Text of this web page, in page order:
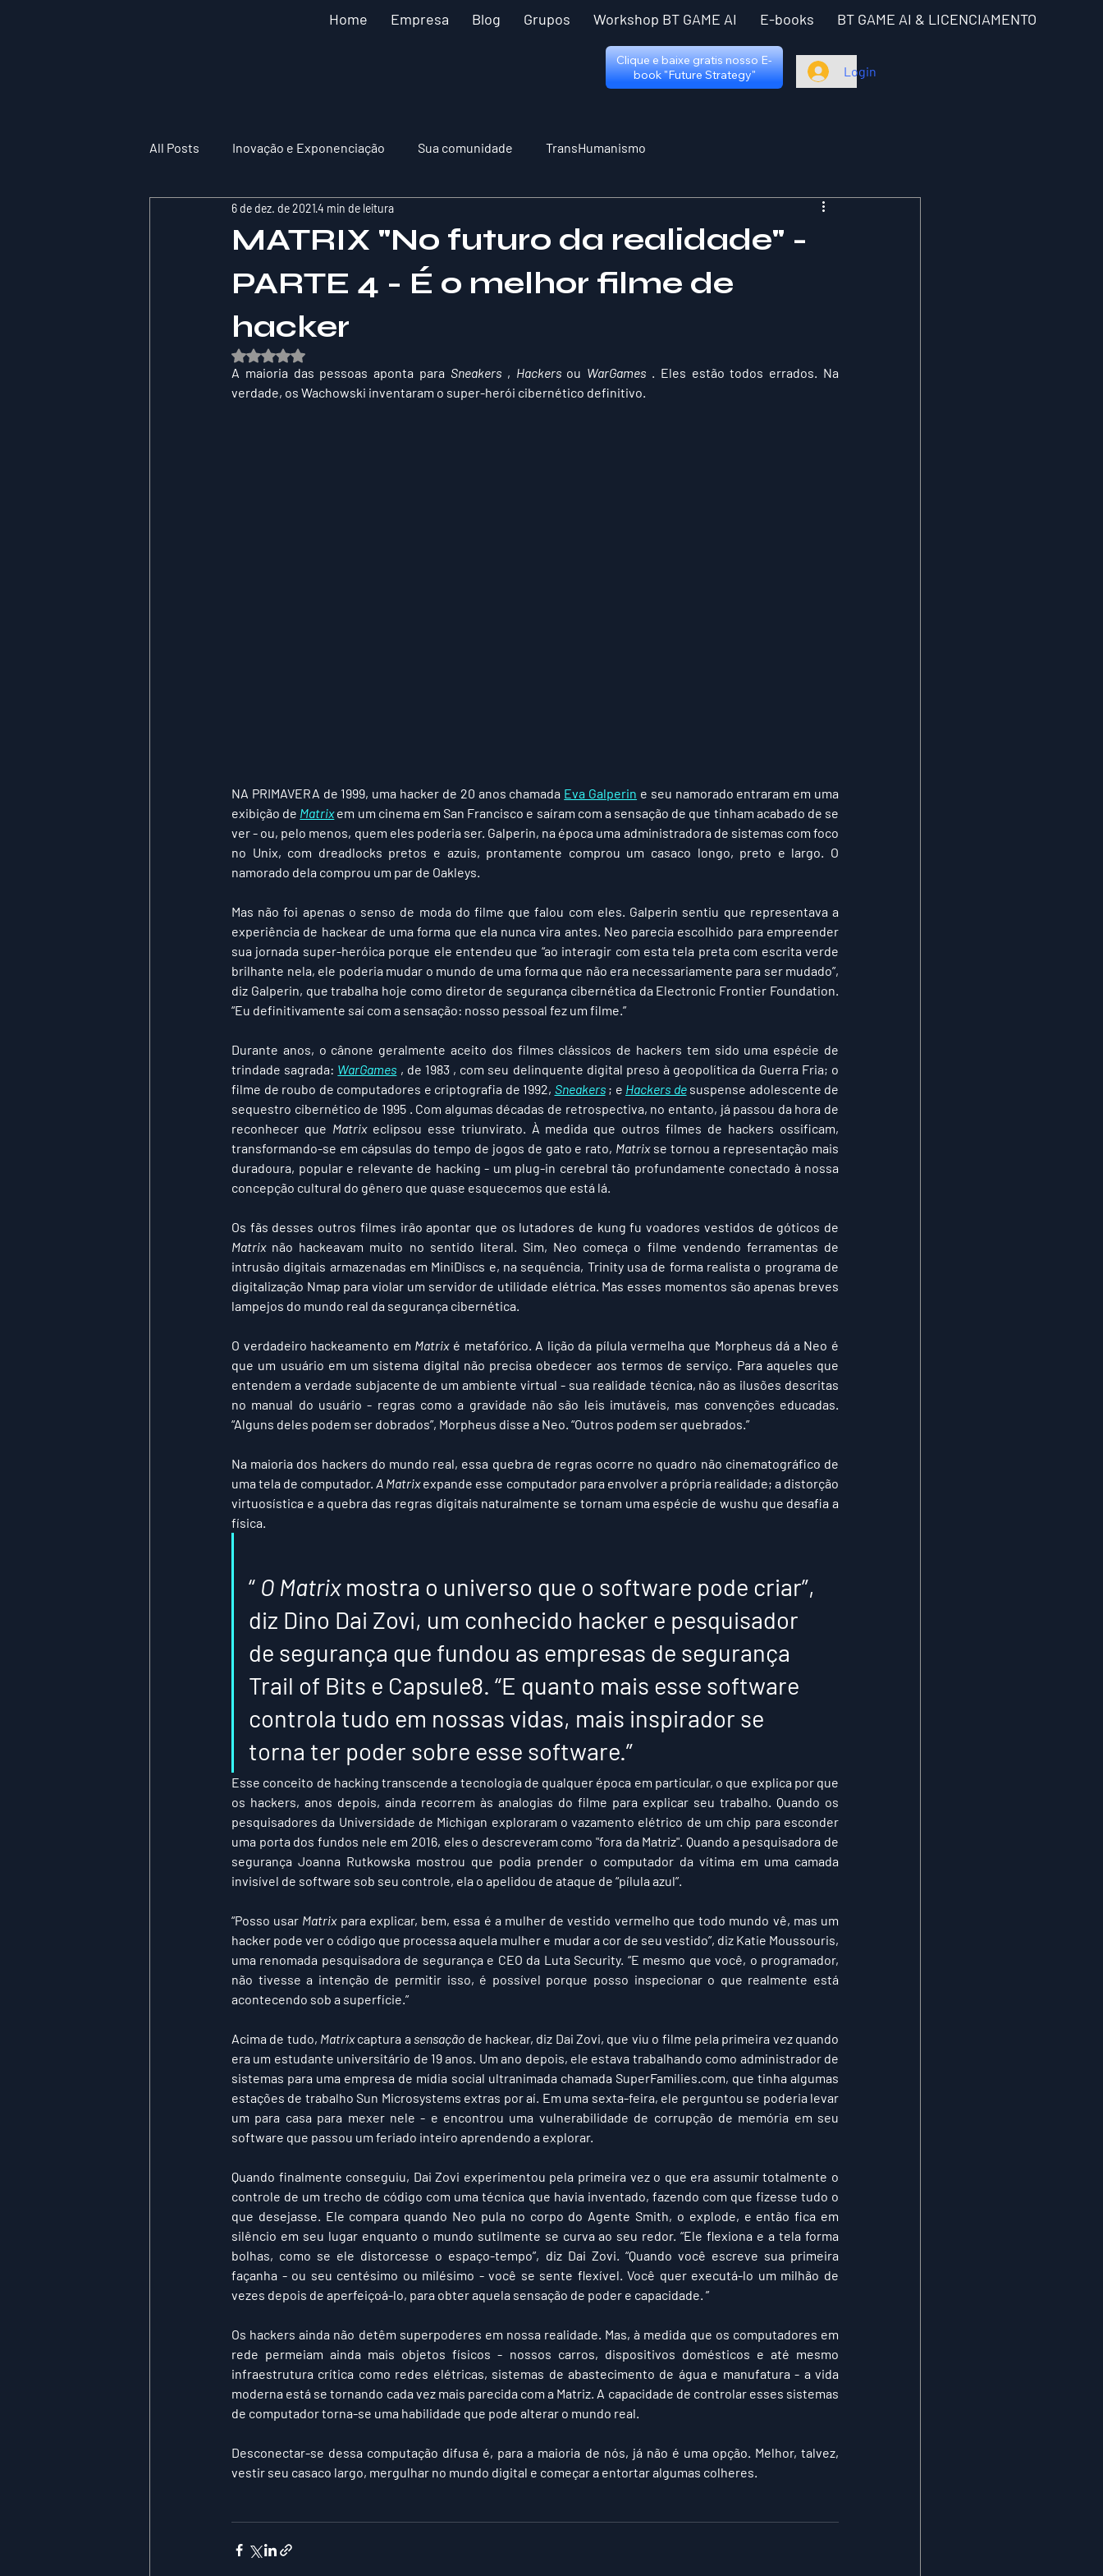
Home Empresa Blog Grupos Workshop BT GAME AI E-books BT GAME AI & LICENCIAMENTO
Clique e baixe gratis nosso E-
book "Future Strategy"
Login
All Posts Inovação e Exponenciação Sua comunidade TransHumanismo
MATRIX "No futuro da realidade" -
PARTE 4 - É o melhor filme de
hacker
6 de dez. de 20214 min de leitura
Avaliado com NaN de 5 estrelas.
A maioria das pessoas aponta para Sneakers , Hackers ou WarGames . Eles estão todos errados. Na
verdade, os Wachowski inventaram o super-herói cibernético definitivo.
NA PRIMAVERA de 1999, uma hacker de 20 anos chamada Eva Galperin e seu namorado entraram em uma
exibição de Matrix em um cinema em San Francisco e saíram com a sensação de que tinham acabado de se
ver - ou, pelo menos, quem eles poderia ser. Galperin, na época uma administradora de sistemas com foco
no Unix, com dreadlocks pretos e azuis, prontamente comprou um casaco longo, preto e largo. O
namorado dela comprou um par de Oakleys.
Mas não foi apenas o senso de moda do filme que falou com eles. Galperin sentiu que representava a
experiência de hackear de uma forma que ela nunca vira antes. Neo parecia escolhido para empreender
sua jornada super-heróica porque ele entendeu que “ao interagir com esta tela preta com escrita verde
brilhante nela, ele poderia mudar o mundo de uma forma que não era necessariamente para ser mudado”,
diz Galperin, que trabalha hoje como diretor de segurança cibernética da Electronic Frontier Foundation.
“Eu definitivamente saí com a sensação: nosso pessoal fez um filme.”
Durante anos, o cânone geralmente aceito dos filmes clássicos de hackers tem sido uma espécie de
trindade sagrada: WarGames , de 1983 , com seu delinquente digital preso à geopolítica da Guerra Fria; o
filme de roubo de computadores e criptografia de 1992, Sneakers ; e Hackers de suspense adolescente de
sequestro cibernético de 1995 . Com algumas décadas de retrospectiva, no entanto, já passou da hora de
reconhecer que Matrix eclipsou esse triunvirato. À medida que outros filmes de hackers ossificam,
transformando-se em cápsulas do tempo de jogos de gato e rato, Matrix se tornou a representação mais
duradoura, popular e relevante de hacking - um plug-in cerebral tão profundamente conectado à nossa
concepção cultural do gênero que quase esquecemos que está lá.
Matrix não hackeavam muito no sentido literal. Sim, Neo começa o filme vendendo ferramentas de
intrusão digitais armazenadas em MiniDiscs e, na sequência, Trinity usa de forma realista o programa de
digitalização Nmap para violar um servidor de utilidade elétrica. Mas esses momentos são apenas breves
lampejos do mundo real da segurança cibernética.
O verdadeiro hackeamento em Matrix é metafórico. A lição da pílula vermelha que Morpheus dá a Neo é
que um usuário em um sistema digital não precisa obedecer aos termos de serviço. Para aqueles que
entendem a verdade subjacente de um ambiente virtual - sua realidade técnica, não as ilusões descritas
no manual do usuário - regras como a gravidade não são leis imutáveis, mas convenções educadas.
“Alguns deles podem ser dobrados”, Morpheus disse a Neo. “Outros podem ser quebrados.”
Na maioria dos hackers do mundo real, essa quebra de regras ocorre no quadro não cinematográfico de
uma tela de computador. A Matrix expande esse computador para envolver a própria realidade; a distorção
virtuosística e a quebra das regras digitais naturalmente se tornam uma espécie de wushu que desafia a
física.
“ O Matrix mostra o universo que o software pode criar”,
diz Dino Dai Zovi, um conhecido hacker e pesquisador
de segurança que fundou as empresas de segurança
Trail of Bits e Capsule8. “E quanto mais esse software
controla tudo em nossas vidas, mais inspirador se
torna ter poder sobre esse software.”
Esse conceito de hacking transcende a tecnologia de qualquer época em particular, o que explica por que
os hackers, anos depois, ainda recorrem às analogias do filme para explicar seu trabalho. Quando os
pesquisadores da Universidade de Michigan exploraram o vazamento elétrico de um chip para esconder
uma porta dos fundos nele em 2016, eles o descreveram como "fora da Matriz". Quando a pesquisadora de
segurança Joanna Rutkowska mostrou que podia prender o computador da vítima em uma camada
invisível de software sob seu controle, ela o apelidou de ataque de “pílula azul”.
“Posso usar Matrix para explicar, bem, essa é a mulher de vestido vermelho que todo mundo vê, mas um
hacker pode ver o código que processa aquela mulher e mudar a cor de seu vestido”, diz Katie Moussouris,
uma renomada pesquisadora de segurança e CEO da Luta Security. “E mesmo que você, o programador,
não tivesse a intenção de permitir isso, é possível porque posso inspecionar o que realmente está
acontecendo sob a superfície.”
Acima de tudo, Matrix captura a sensação de hackear, diz Dai Zovi, que viu o filme pela primeira vez quando
era um estudante universitário de 19 anos. Um ano depois, ele estava trabalhando como administrador de
sistemas para uma empresa de mídia social ultranimada chamada SuperFamilies.com, que tinha algumas
estações de trabalho Sun Microsystems extras por aí. Em uma sexta-feira, ele perguntou se poderia levar
um para casa para mexer nele - e encontrou uma vulnerabilidade de corrupção de memória em seu
software que passou um feriado inteiro aprendendo a explorar.
Quando finalmente conseguiu, Dai Zovi experimentou pela primeira vez o que era assumir totalmente o
controle de um trecho de código com uma técnica que havia inventado, fazendo com que fizesse tudo o
que desejasse. Ele compara quando Neo pula no corpo do Agente Smith, o explode, e então fica em
silêncio em seu lugar enquanto o mundo sutilmente se curva ao seu redor. “Ele flexiona e a tela forma
bolhas, como se ele distorcesse o espaço-tempo”, diz Dai Zovi. “Quando você escreve sua primeira
façanha - ou seu centésimo ou milésimo - você se sente flexível. Você quer executá-lo um milhão de
vezes depois de aperfeiçoá-lo, para obter aquela sensação de poder e capacidade. ”
Os hackers ainda não detêm superpoderes em nossa realidade. Mas, à medida que os computadores em
rede permeiam ainda mais objetos físicos - nossos carros, dispositivos domésticos e até mesmo
infraestrutura crítica como redes elétricas, sistemas de abastecimento de água e manufatura - a vida
moderna está se tornando cada vez mais parecida com a Matriz. A capacidade de controlar esses sistemas
de computador torna-se uma habilidade que pode alterar o mundo real.
Desconectar-se dessa computação difusa é, para a maioria de nós, já não é uma opção. Melhor, talvez,
vestir seu casaco largo, mergulhar no mundo digital e começar a entortar algumas colheres.